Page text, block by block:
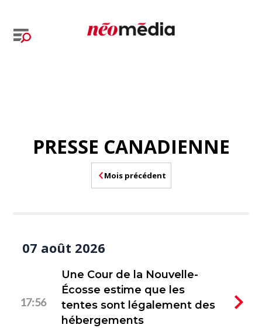
PRESSE CANADIENNE
Mois précédent
07 août 2026
17:56
Une Cour de la Nouvelle-
Écosse estime que les
tentes sont légalement des
hébergements